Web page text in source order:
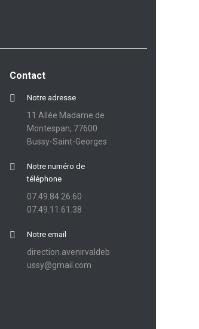
Contact
Notre adresse
11 Allée Madame de
Montespan, 77600
Bussy-Saint-Georges
Notre numéro de
téléphone
07.49.84.26.60
07.49.11.61.38
Notre email
direction.avenirvaldeb
ussy@gmail.com